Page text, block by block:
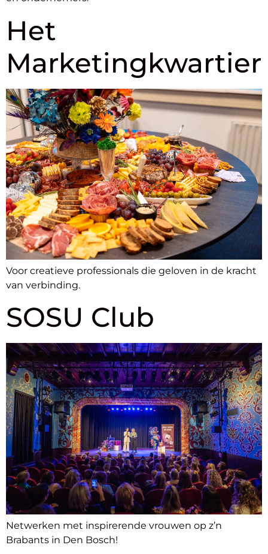
Het
Marketingkwartier
Voor creatieve professionals die geloven in de kracht
van verbinding.
SOSU Club
Netwerken met inspirerende vrouwen op z’n
Brabants in Den Bosch!